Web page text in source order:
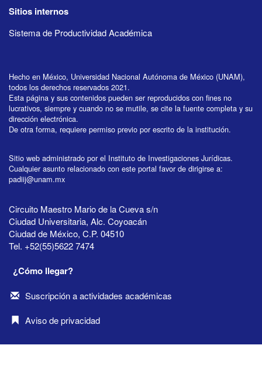
Sitios internos
Sistema de Productividad Académica
Hecho en México, Universidad Nacional Autónoma de México (UNAM),
todos los derechos reservados 2021.
Esta página y sus contenidos pueden ser reproducidos con fines no
lucrativos, siempre y cuando no se mutile, se cite la fuente completa y su
dirección electrónica.
De otra forma, requiere permiso previo por escrito de la institución.
Sitio web administrado por el Instituto de Investigaciones Jurídicas.
Cualquier asunto relacionado con este portal favor de dirigirse a:
padiij@unam.mx
Circuito Maestro Mario de la Cueva s/n
Ciudad Universitaria, Alc. Coyoacán
Ciudad de México, C.P. 04510
Tel. +52(55)5622 7474
¿Cómo llegar?
Suscripción a actividades académicas
Aviso de privacidad